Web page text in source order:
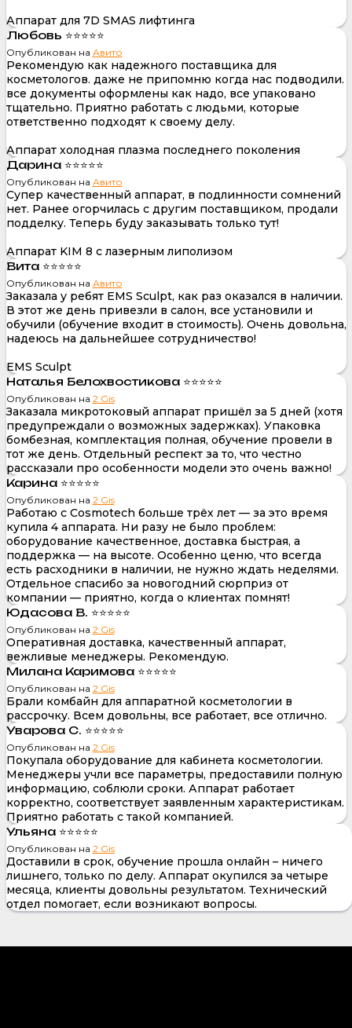
Аппарат для 7D SMAS лифтинга
Любовь ⭐⭐⭐⭐⭐
Опубликован на Авито
Рекомендую как надежного поставщика для
косметологов. даже не припомню когда нас подводили.
все документы оформлены как надо, все упаковано
тщательно. Приятно работать с людьми, которые
ответственно подходят к своему делу.
Аппарат холодная плазма последнего поколения
Дарина ⭐⭐⭐⭐⭐
Опубликован на Авито
Супер качественный аппарат, в подлинности сомнений
нет. Ранее огорчилась с другим поставщиком, продали
подделку. Теперь буду заказывать только тут!
Аппарат KIM 8 с лазерным липолизом
Вита ⭐⭐⭐⭐⭐
Опубликован на Авито
Заказала у ребят EMS Sculpt, как раз оказался в наличии.
В этот же день привезли в салон, все установили и
обучили (обучение входит в стоимость). Очень довольна,
надеюсь на дальнейшее сотрудничество!
EMS Sculpt
Наталья Белохвостикова ⭐⭐⭐⭐⭐
Опубликован на 2 Gis
Заказала микротоковый аппарат пришёл за 5 дней (хотя
предупреждали о возможных задержках). Упаковка
бомбезная, комплектация полная, обучение провели в
тот же день. Отдельный респект за то, что честно
рассказали про особенности модели это очень важно!
Карина ⭐⭐⭐⭐⭐
Опубликован на 2 Gis
Работаю с Cosmotech больше трёх лет — за это время
купила 4 аппарата. Ни разу не было проблем:
оборудование качественное, доставка быстрая, а
поддержка — на высоте. Особенно ценю, что всегда
есть расходники в наличии, не нужно ждать неделями.
Отдельное спасибо за новогодний сюрприз от
компании — приятно, когда о клиентах помнят!
Юдасова В. ⭐⭐⭐⭐⭐
Опубликован на 2 Gis
Оперативная доставка, качественный аппарат,
вежливые менеджеры. Рекомендую.
Милана Каримова ⭐⭐⭐⭐⭐
Опубликован на 2 Gis
Брали комбайн для аппаратной косметологии в
рассрочку. Всем довольны, все работает, все отлично.
Уварова С. ⭐⭐⭐⭐⭐
Опубликован на 2 Gis
Покупала оборудование для кабинета косметологии.
Менеджеры учли все параметры, предоставили полную
информацию, соблюли сроки. Аппарат работает
корректно, соответствует заявленным характеристикам.
Приятно работать с такой компанией.
Ульяна ⭐⭐⭐⭐⭐
Опубликован на 2 Gis
Доставили в срок, обучение прошла онлайн – ничего
лишнего, только по делу. Аппарат окупился за четыре
месяца, клиенты довольны результатом. Технический
отдел помогает, если возникают вопросы.